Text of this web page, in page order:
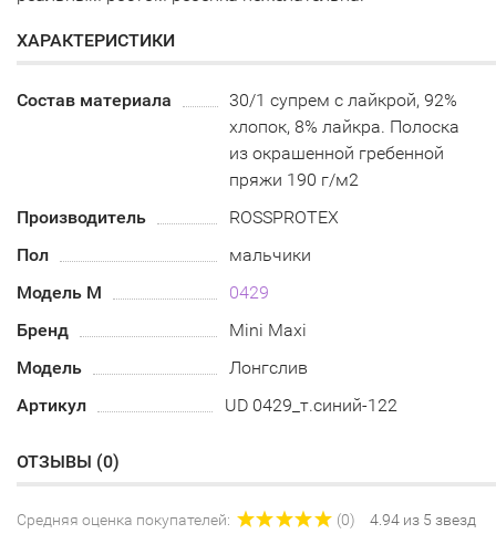
ХАРАКТЕРИСТИКИ
Состав материала
30/1 супрем с лайкрой, 92%
хлопок, 8% лайкра. Полоска
из окрашенной гребенной
пряжи 190 г/м2
Производитель
ROSSPROTEX
Пол
мальчики
Модель М
0429
Бренд
Mini Maxi
Модель
Лонгслив
Артикул
UD 0429_т.синий-122
ОТЗЫВЫ (0)
Средняя оценка покупателей: (0) 4.94 из 5 звезд